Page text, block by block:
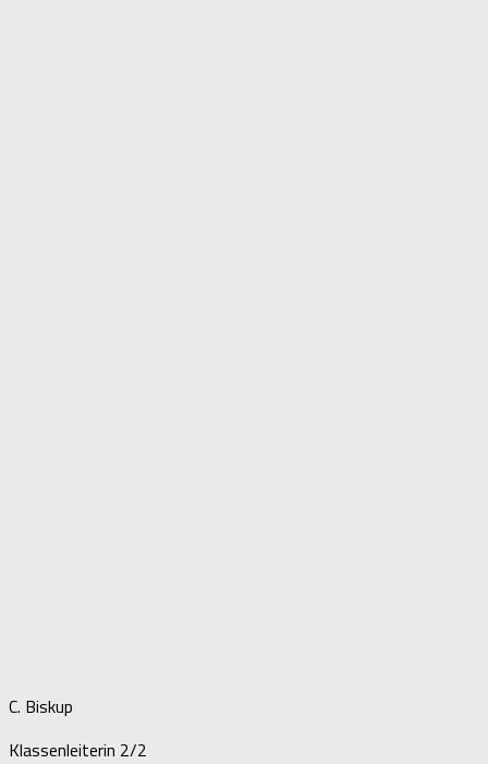
C. Biskup
Klassenleiterin 2/2